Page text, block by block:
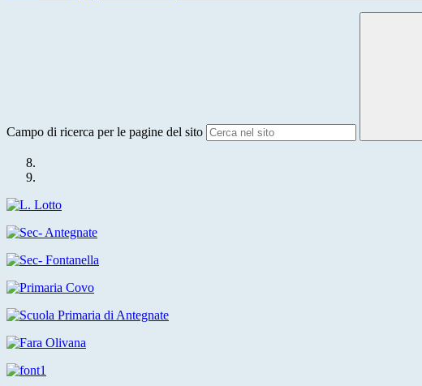
Campo di ricerca per le pagine del sito